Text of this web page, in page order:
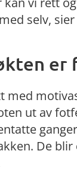
selv, sier
er
med
ut av
De blir